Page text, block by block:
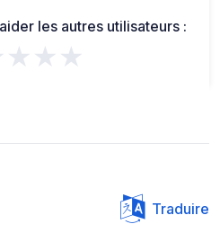
les autres utilisateurs :
Traduire